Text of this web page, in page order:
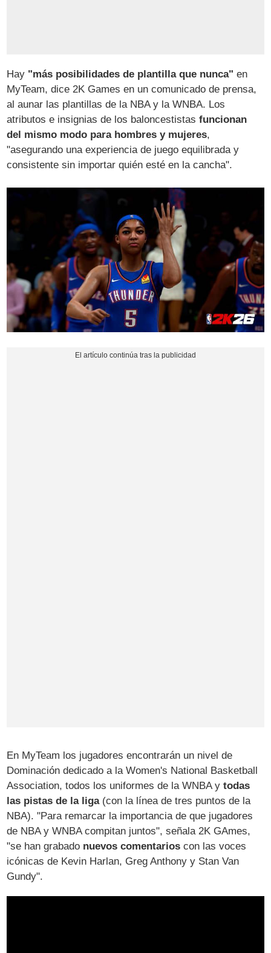
Hay "más posibilidades de plantilla que nunca" en
MyTeam, dice 2K Games en un comunicado de prensa,
al aunar las plantillas de la NBA y la WNBA. Los
atributos e insignias de los baloncestistasfuncionan
del mismo modo para hombres y mujeres,
"asegurando una experiencia de juego equilibrada y
consistente sin importar quién esté en la cancha".
En MyTeam los jugadores encontrarán un nivel de
Dominación dedicado a la Women's National Basketball
Association, todos los uniformes de la WNBA ytodas
las pistas de la liga(con la línea de tres puntos de la
NBA). "Para remarcar la importancia de que jugadores
de NBA y WNBA compitan juntos", señala 2K GAmes,
"se han grabado nuevos comentarios con las voces
icónicas de Kevin Harlan, Greg Anthony y Stan Van
Gundy".